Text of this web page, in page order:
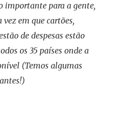
importante para a gente,
em que cartões,
de despesas estão
os 35 países onde a
(Temos algumas